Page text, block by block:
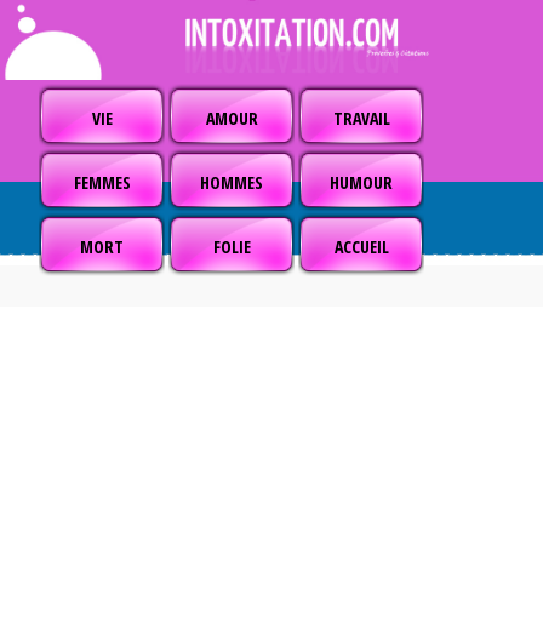
VIE AMOUR TRAVAIL
FEMMES HOMMES HUMOUR
MORT FOLIE ACCUEIL